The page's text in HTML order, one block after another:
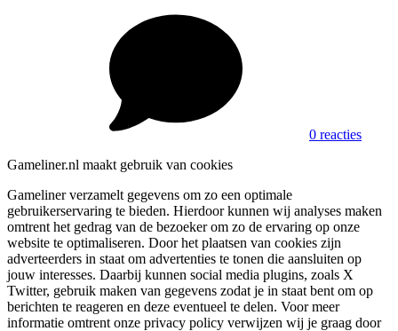
0 reacties
Gameliner.nl maakt gebruik van cookies
Gameliner verzamelt gegevens om zo een optimale
gebruikerservaring te bieden. Hierdoor kunnen wij analyses maken
omtrent het gedrag van de bezoeker om zo de ervaring op onze
website te optimaliseren. Door het plaatsen van cookies zijn
adverteerders in staat om advertenties te tonen die aansluiten op
jouw interesses. Daarbij kunnen social media plugins, zoals X
Twitter, gebruik maken van gegevens zodat je in staat bent om op
berichten te reageren en deze eventueel te delen. Voor meer
informatie omtrent onze privacy policy verwijzen wij je graag door